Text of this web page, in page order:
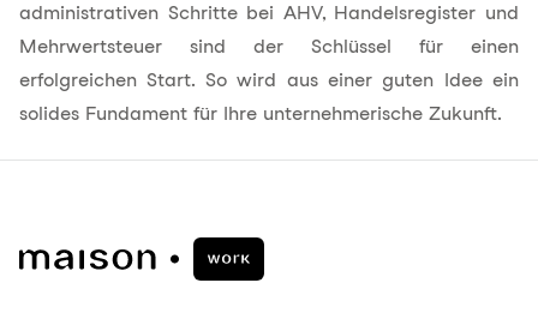
administrativen Schritte bei AHV, Handelsregister und
Mehrwertsteuer sind der Schlüssel für einen
erfolgreichen Start. So wird aus einer guten Idee ein
solides Fundament für Ihre unternehmerische Zukunft.